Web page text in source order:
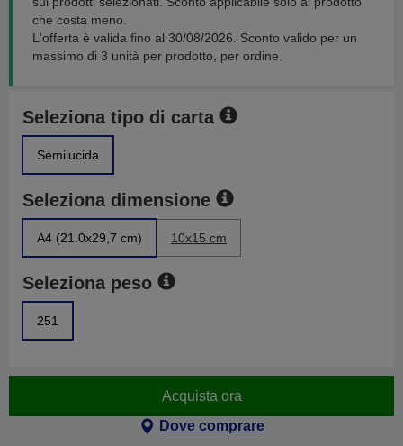
che costa meno.
L'offerta è valida fino al 30/08/2026. Sconto valido per un
massimo di 3 unità per prodotto, per ordine.
Seleziona tipo di carta
Semilucida
Seleziona dimensione
A4 (21.0x29,7 cm) 10x15 cm
Seleziona peso
251
Acquista ora
Dove comprare